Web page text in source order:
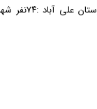
تاروزچهارشنبه ۱۶اردیبهشت ماه 1405 شهرستان گرگان : ۷۸۴ نفر